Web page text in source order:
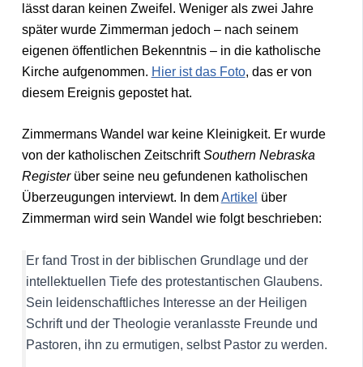
lässt daran keinen Zweifel. Weniger als zwei Jahre
später wurde Zimmerman jedoch – nach seinem
eigenen öffentlichen Bekenntnis – in die katholische
Kirche aufgenommen. Hier ist das Foto, das er von
diesem Ereignis gepostet hat.
Zimmermans Wandel war keine Kleinigkeit. Er wurde
von der katholischen ZeitschriftSouthern Nebraska
Registerüber seine neu gefundenen katholischen
Überzeugungen interviewt. In demArtikel über
Zimmerman wird sein Wandel wie folgt beschrieben:
Er fand Trost in der biblischen Grundlage und der
intellektuellen Tiefe des protestantischen Glaubens.
Sein leidenschaftliches Interesse an der Heiligen
Schrift und der Theologie veranlasste Freunde und
Pastoren, ihn zu ermutigen, selbst Pastor zu werden.